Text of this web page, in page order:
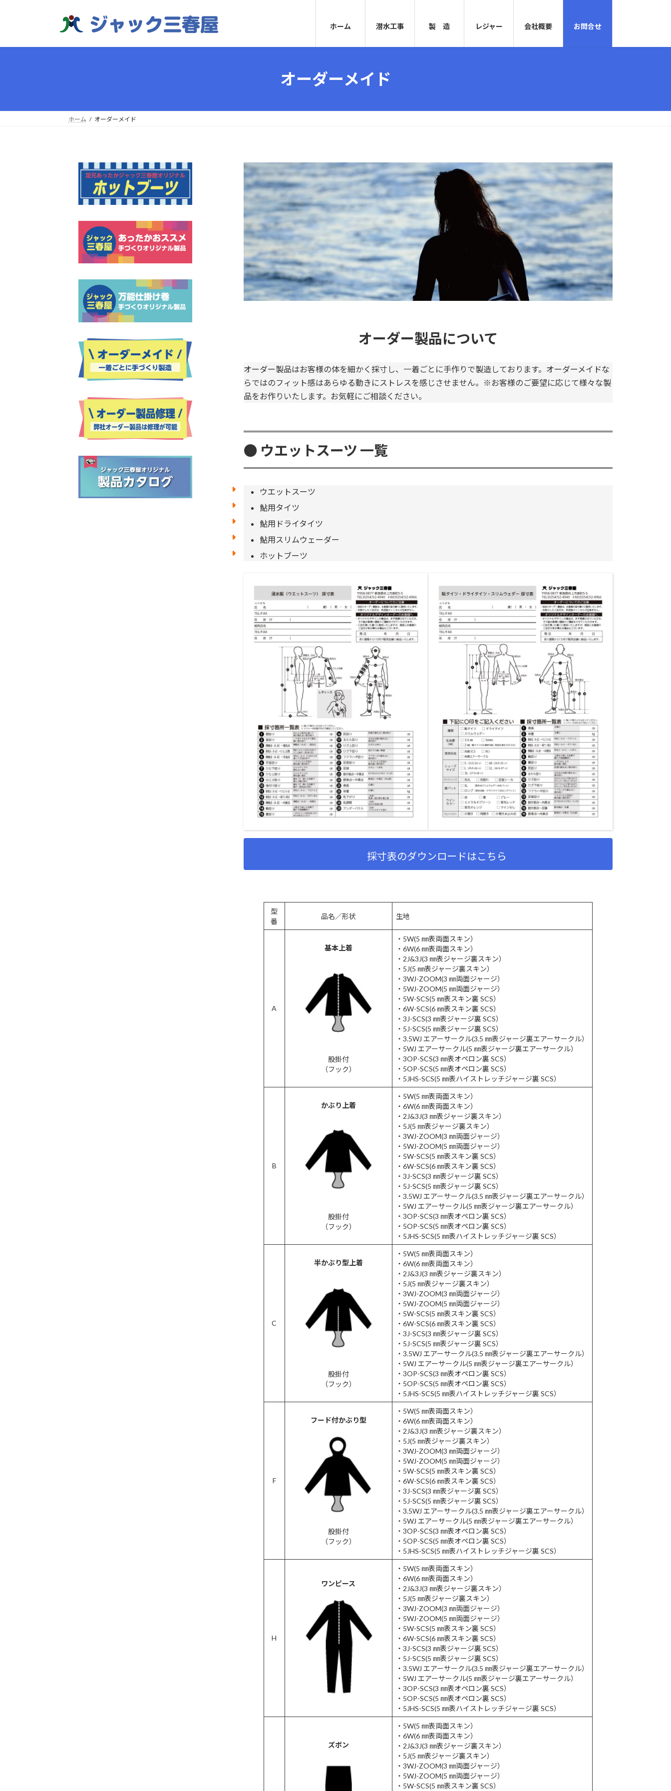
プ
動
ホーム 潜水工事 製 造 レジャー 会社概要 お問合せ
オーダーメイド
ホーム オーダーメイド
オーダー製品について
オーダー製品はお客様の体を細かく採寸し、一着ごとに手作りで製造しております。オーダーメイドな
らではのフィット感はあらゆる動きにストレスを感じさせません。※お客様のご要望に応じて様々な製
品をお作りいたします。お気軽にご相談ください。
● ウエットスーツ 一覧
ウエットスーツ
鮎用タイツ
鮎用ドライタイツ
鮎用スリムウェーダー
ホットブーツ
採寸表のダウンロードはこちら
型
番
品名／形状 生地
A
基本上着
股掛付
（フック）
・5W(5 ㎜表両面スキン）
・6W(6 ㎜表両面スキン）
・2J&3J(3 ㎜表ジャージ裏スキン）
・5J(5 ㎜表ジャージ裏スキン）
・3WJ-ZOOM(3 ㎜両面ジャージ）
・5WJ-ZOOM(5 ㎜両面ジャージ）
・5W-SCS(5 ㎜表スキン裏 SCS）
・6W-SCS(6 ㎜表スキン裏 SCS）
・3J-SCS(3 ㎜表ジャージ裏 SCS）
・5J-SCS(5 ㎜表ジャージ裏 SCS）
・3.5WJ エアーサークル(3.5 ㎜表ジャージ裏エアーサークル）
・5WJ エアーサークル(5 ㎜表ジャージ裏エアーサークル）
・3OP-SCS(3 ㎜表オペロン裏 SCS）
・5OP-SCS(5 ㎜表オペロン裏 SCS）
・5JHS-SCS(5 ㎜表ハイストレッチジャージ裏 SCS）
B
かぶり上着
股掛付
（フック）
・5W(5 ㎜表両面スキン）
・6W(6 ㎜表両面スキン）
・2J&3J(3 ㎜表ジャージ裏スキン）
・5J(5 ㎜表ジャージ裏スキン）
・3WJ-ZOOM(3 ㎜両面ジャージ）
・5WJ-ZOOM(5 ㎜両面ジャージ）
・5W-SCS(5 ㎜表スキン裏 SCS）
・6W-SCS(6 ㎜表スキン裏 SCS）
・3J-SCS(3 ㎜表ジャージ裏 SCS）
・5J-SCS(5 ㎜表ジャージ裏 SCS）
・3.5WJ エアーサークル(3.5 ㎜表ジャージ裏エアーサークル）
・5WJ エアーサークル(5 ㎜表ジャージ裏エアーサークル）
・3OP-SCS(3 ㎜表オペロン裏 SCS）
・5OP-SCS(5 ㎜表オペロン裏 SCS）
・5JHS-SCS(5 ㎜表ハイストレッチジャージ裏 SCS）
C
半かぶり型上着
股掛付
（フック）
・5W(5 ㎜表両面スキン）
・6W(6 ㎜表両面スキン）
・2J&3J(3 ㎜表ジャージ裏スキン）
・5J(5 ㎜表ジャージ裏スキン）
・3WJ-ZOOM(3 ㎜両面ジャージ）
・5WJ-ZOOM(5 ㎜両面ジャージ）
・5W-SCS(5 ㎜表スキン裏 SCS）
・6W-SCS(6 ㎜表スキン裏 SCS）
・3J-SCS(3 ㎜表ジャージ裏 SCS）
・5J-SCS(5 ㎜表ジャージ裏 SCS）
・3.5WJ エアーサークル(3.5 ㎜表ジャージ裏エアーサークル）
・5WJ エアーサークル(5 ㎜表ジャージ裏エアーサークル）
・3OP-SCS(3 ㎜表オペロン裏 SCS）
・5OP-SCS(5 ㎜表オペロン裏 SCS）
・5JHS-SCS(5 ㎜表ハイストレッチジャージ裏 SCS）
F
フード付かぶり型
股掛付
（フック）
・5W(5 ㎜表両面スキン）
・6W(6 ㎜表両面スキン）
・2J&3J(3 ㎜表ジャージ裏スキン）
・5J(5 ㎜表ジャージ裏スキン）
・3WJ-ZOOM(3 ㎜両面ジャージ）
・5WJ-ZOOM(5 ㎜両面ジャージ）
・5W-SCS(5 ㎜表スキン裏 SCS）
・6W-SCS(6 ㎜表スキン裏 SCS）
・3J-SCS(3 ㎜表ジャージ裏 SCS）
・5J-SCS(5 ㎜表ジャージ裏 SCS）
・3.5WJ エアーサークル(3.5 ㎜表ジャージ裏エアーサークル）
・5WJ エアーサークル(5 ㎜表ジャージ裏エアーサークル）
・3OP-SCS(3 ㎜表オペロン裏 SCS）
・5OP-SCS(5 ㎜表オペロン裏 SCS）
・5JHS-SCS(5 ㎜表ハイストレッチジャージ裏 SCS）
H
ワンピース
・5W(5 ㎜表両面スキン）
・6W(6 ㎜表両面スキン）
・2J&3J(3 ㎜表ジャージ裏スキン）
・5J(5 ㎜表ジャージ裏スキン）
・3WJ-ZOOM(3 ㎜両面ジャージ）
・5WJ-ZOOM(5 ㎜両面ジャージ）
・5W-SCS(5 ㎜表スキン裏 SCS）
・6W-SCS(6 ㎜表スキン裏 SCS）
・3J-SCS(3 ㎜表ジャージ裏 SCS）
・5J-SCS(5 ㎜表ジャージ裏 SCS）
・3.5WJ エアーサークル(3.5 ㎜表ジャージ裏エアーサークル）
・5WJ エアーサークル(5 ㎜表ジャージ裏エアーサークル）
・3OP-SCS(3 ㎜表オペロン裏 SCS）
・5OP-SCS(5 ㎜表オペロン裏 SCS）
・5JHS-SCS(5 ㎜表ハイストレッチジャージ裏 SCS）
ズボン
・5W(5 ㎜表両面スキン）
・6W(6 ㎜表両面スキン）
・2J&3J(3 ㎜表ジャージ裏スキン）
・5J(5 ㎜表ジャージ裏スキン）
・3WJ-ZOOM(3 ㎜両面ジャージ）
・5WJ-ZOOM(5 ㎜両面ジャージ）
・5W-SCS(5 ㎜表スキン裏 SCS）